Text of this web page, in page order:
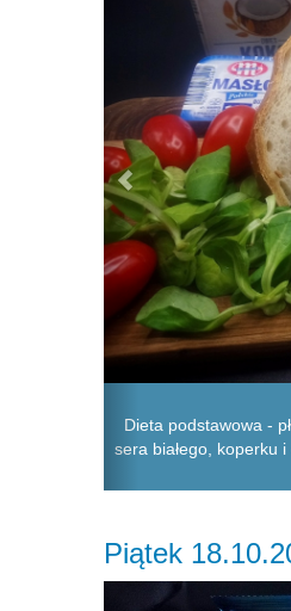
Dieta podstawowa -
sera białego, koperku
Piątek
Previous